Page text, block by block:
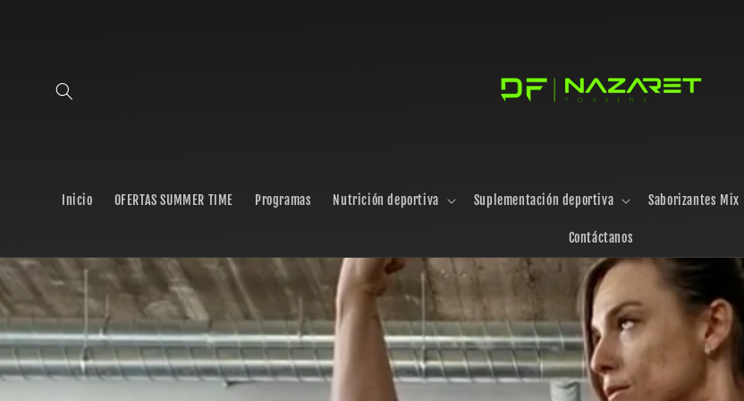
Inicio OFERTAS SUMMER TIME Programas Nutrición deportiva Suplementación deportiva Saborizantes Mix
Contáctanos